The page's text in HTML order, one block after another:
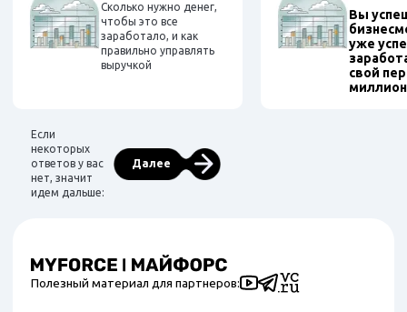
Сколько нужно денег,
чтобы это все
заработало, и как
правильно управлять
выручкой
Вы
уже
свой
Если
некоторых
ответов у вас
нет, значит
идем дальше:
Далее
Полезный материал для партнеров: